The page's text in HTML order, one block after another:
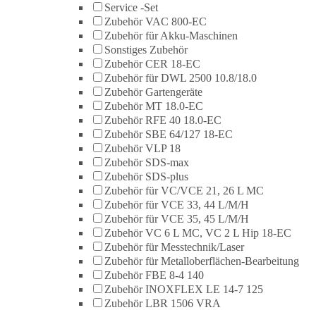
Service -Set
Zubehör VAC 800-EC
Zubehör für Akku-Maschinen
Sonstiges Zubehör
Zubehör CER 18-EC
Zubehör für DWL 2500 10.8/18.0
Zubehör Gartengeräte
Zubehör MT 18.0-EC
Zubehör RFE 40 18.0-EC
Zubehör SBE 64/127 18-EC
Zubehör VLP 18
Zubehör SDS-max
Zubehör SDS-plus
Zubehör für VC/VCE 21, 26 L MC
Zubehör für VCE 33, 44 L/M/H
Zubehör für VCE 35, 45 L/M/H
Zubehör VC 6 L MC, VC 2 L Hip 18-EC
Zubehör für Messtechnik/Laser
Zubehör für Metalloberflächen-Bearbeitung
Zubehör FBE 8-4 140
Zubehör INOXFLEX LE 14-7 125
Zubehör LBR 1506 VRA